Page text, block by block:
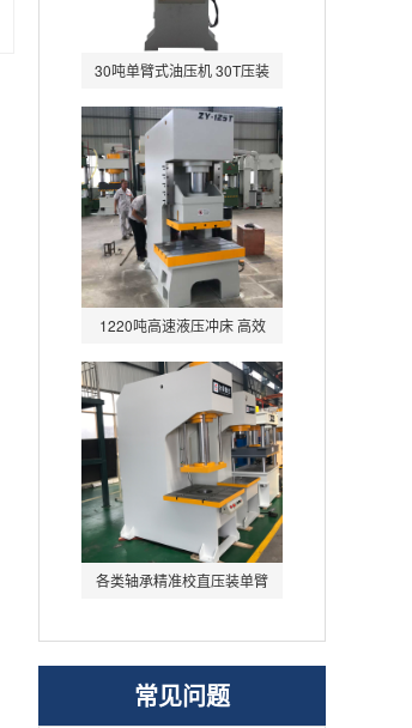
30吨单臂式油压机 30T压装
整形单柱液压机
1220吨高速液压冲床 高效
节能数控伺服冲孔液压机
各类轴承精准校直压装单臂
常见问题